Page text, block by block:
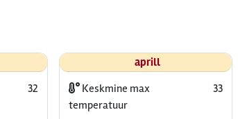
32
aprill
Keskmine max
temperatuur
33